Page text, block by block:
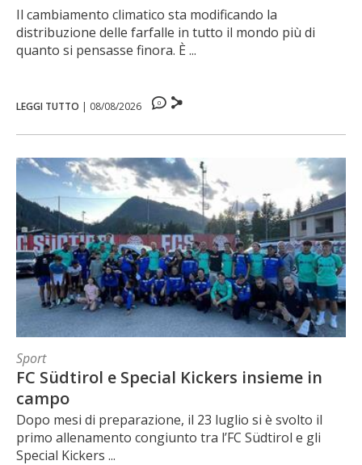
Il cambiamento climatico sta modificando la
distribuzione delle farfalle in tutto il mondo più di
quanto si pensasse finora. È ...
LEGGI TUTTO 08/08/2026 0
Sport
FC Südtirol e Special Kickers insieme in
campo
Dopo mesi di preparazione, il 23 luglio si è svolto il
primo allenamento congiunto tra l’FC Südtirol e gli
Special Kickers ...